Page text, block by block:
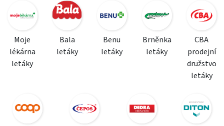
Moje
lékárna
letáky
Bala
letáky
Benu
letáky
Brněnka
letáky
CBA
prodejní
družstvo
letáky